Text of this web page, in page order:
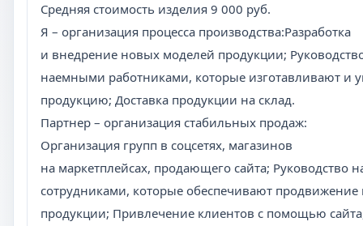
Средняя стоимость изделия 9 000 руб.
Я – организация процесса производства:Разработка
и внедрение новых моделей продукции;
наемными работниками, которые изготавливают и
продукцию; Доставка продукции на склад.
Партнер – организация стабильных продаж:
Организация групп в соцсетях, магазинов
на маркетплейсах, продающего сайта; Руководство
сотрудниками, которые обеспечивают
продукции; Привлечение клиентов с помощью